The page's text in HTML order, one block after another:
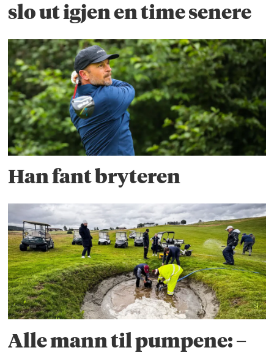
slo ut igjen en time senere
Han fant bryteren
Alle mann til pumpene: –